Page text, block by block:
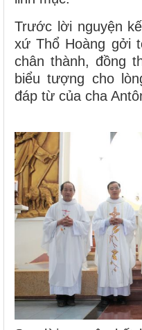
Trước lời nguyện
xứ Thổ Hoàng gởi
chân thành, đồng
biểu tượng cho
đáp từ của cha